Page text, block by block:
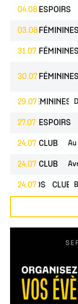
04.08 ESPOIRS
03.08 FÉMININES
31.07 FÉMININES
30.07 FÉMININES
29.07
FÉMININES
27.07 ESPOIRS
24.07 CLUB Au
24.07 CLUB
24.07
PROS CLUB